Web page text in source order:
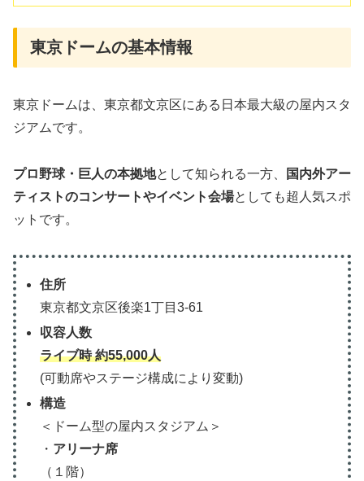
東京ドームの基本情報
東京ドームは、東京都文京区にある日本最大級の屋内スタ
ジアムです。
プロ野球・巨人の本拠地として知られる一方、
国内外アー
ティストのコンサートやイベント会場としても超人気スポ
ットです。
住所
東京都文京区後楽1丁目3-61
収容人数
ライブ時 約55,000人
(可動席やステージ構成により変動)
構造
＜ドーム型の屋内スタジアム＞
・ アリーナ席
（１階）